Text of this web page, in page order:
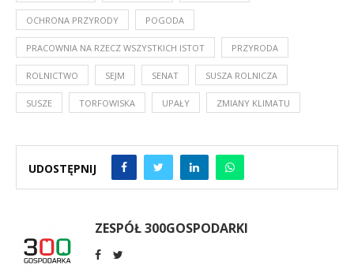
OCHRONA PRZYRODY POGODA
PRACOWNIA NA RZECZ WSZYSTKICH ISTOT PRZYRODA
ROLNICTWO SEJM SENAT SUSZA ROLNICZA
SUSZE TORFOWISKA UPAŁY ZMIANY KLIMATU
UDOSTĘPNIJ
ZESPÓŁ 300GOSPODARKI